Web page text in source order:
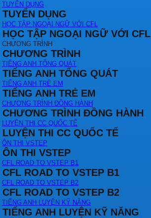
TUYỂN DỤNG
TUYỂN DỤNG
HỌC TẬP NGOẠI NGỮ VỚI CFL
HỌC TẬP NGOẠI NGỮ VỚI CFL
CHƯƠNG TRÌNH
CHƯƠNG TRÌNH
TIẾNG ANH TỔNG QUÁT
TIẾNG ANH TỔNG QUÁT
TIẾNG ANH TRẺ EM
TIẾNG ANH TRẺ EM
CHƯƠNG TRÌNH ĐỒNG HÀNH
CHƯƠNG TRÌNH ĐỒNG HÀNH
LUYỆN THI CC QUỐC TẾ
LUYỆN THI CC QUỐC TẾ
ÔN THI VSTEP
ÔN THI VSTEP
CFL ROAD TO VSTEP B1
CFL ROAD TO VSTEP B1
CFL ROAD TO VSTEP B2
CFL ROAD TO VSTEP B2
TIẾNG ANH LUYỆN KỸ NĂNG
TIẾNG ANH LUYỆN KỸ NĂNG